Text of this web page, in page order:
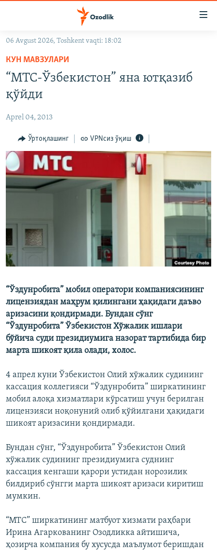
Асосий
навигацияга
ўтинг
Қидиришга
OZODVIDEO
На русском
ИЖТИМОИЙ ТАРМОҚЛАР
Озодлик бошқа тилларда
06 Avgust 2026, Toshkent vaqti: 18:02
КУН МАВЗУЛАРИ
“МТС-Ўзбекистон” яна ютқазиб
қўйди
Aprel 04, 2013
Ўртоқлашинг VPNсиз ўқиш
“Ўздунробита” мобил оператори компаниясининг
лицензиядан маҳрум қилингани ҳақидаги даъво
аризасини қондирмади. Бундан сўнг
“Ўздунробита” Ўзбекистон Хўжалик ишлари
бўйича суди президиумига назорат тартибида бир
марта шикоят қила олади, холос.
4 апрел куни Ўзбекистон Олий хўжалик судининг
кассация коллегияси “Ўздунробита” ширкатининг
мобил алоқа хизматлари кўрсатиш учун берилган
лицензияси ноқонуний олиб қўйилгани ҳақидаги
шикоят аризасини қондирмади.
Бундан сўнг, “Ўздунробита” Ўзбекистон Олий
хўжалик судининг президиумига суднинг
кассация кенгаши қарори устидан норозилик
билдириб сўнгги марта шикоят аризаси киритиш
мумкин.
“МТС” ширкатининг матбуот хизмати раҳбари
Ирина Агаркованинг Озодликка айтишича,
ҳозирча компания бу хусусда маълумот беришдан